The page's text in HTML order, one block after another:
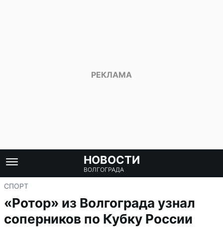
НОВОСТИ
ВОЛГОГРАДА
СПОРТ
«Ротор» из Волгограда узнал
соперников по Кубку России